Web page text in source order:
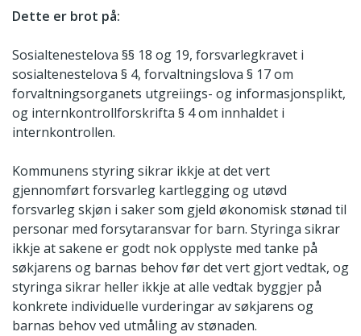
Dette er brot på:
Sosialtenestelova §§ 18 og 19, forsvarlegkravet i
sosialtenestelova § 4, forvaltningslova § 17 om
forvaltningsorganets utgreiings- og informasjonsplikt,
og internkontrollforskrifta § 4 om innhaldet i
internkontrollen.
Kommunens styring sikrar ikkje at det vert
gjennomført forsvarleg kartlegging og utøvd
forsvarleg skjøn i saker som gjeld økonomisk stønad til
personar med forsytaransvar for barn. Styringa sikrar
ikkje at sakene er godt nok opplyste med tanke på
søkjarens og barnas behov før det vert gjort vedtak, og
styringa sikrar heller ikkje at alle vedtak byggjer på
konkrete individuelle vurderingar av søkjarens og
barnas behov ved utmåling av stønaden.